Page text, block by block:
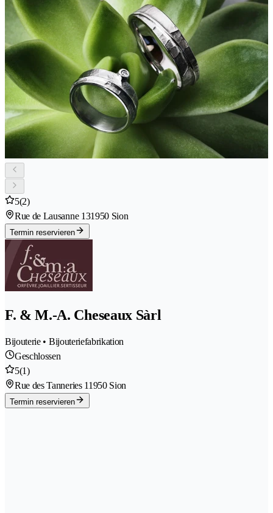
5(2)
Rue de Lausanne 131950 Sion
Termin reservieren
F. & M.-A. Cheseaux Sàrl
Bijouterie • Bijouteriefabrikation
Geschlossen
5(1)
Rue des Tanneries 11950 Sion
Termin reservieren